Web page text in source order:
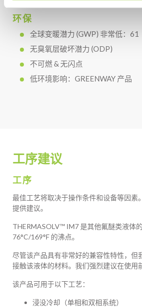
环保
全球变暖潜力 (GWP) 非常低：61
无臭氧层破坏潜力 (ODP)
不可燃 & 无闪点
低环境影响：GREENWAY 产品
工序建议
工序
最佳工艺将取决于操作条件和设备等因素
提供建议。
THERMASOLV™ IM7 是其他氟醚类液体
76°C/169°F 的沸点。
尽管该产品具有非常好的兼容性特性，但
接触该液体的材料。我们强烈建议在使用
该产品可用于以下工艺：
浸没冷却（单相和双相系统）